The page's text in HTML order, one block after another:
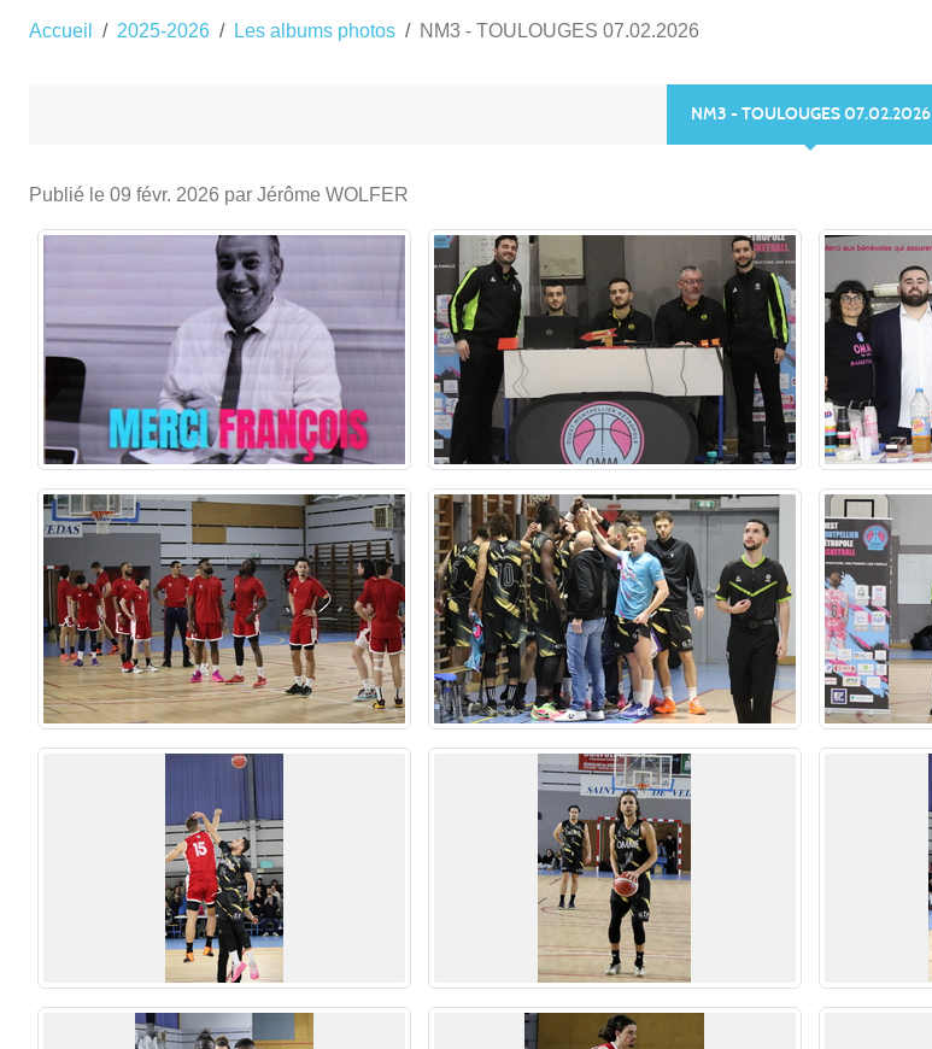
Accueil 2025-2026 Les albums photos NM3 - TOULOUGES 07.02.2026
NM3 - TOULOUGES 07.02.2026
Publié le 09 févr. 2026 par Jérôme WOLFER